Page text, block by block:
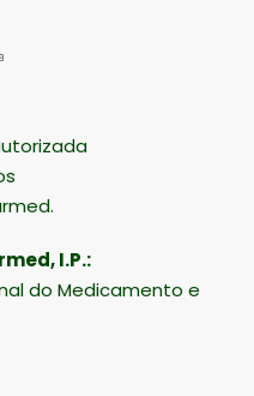
I.P.:
do Medicamento e